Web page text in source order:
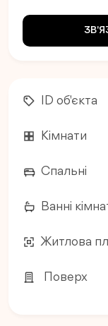
ID об'єкта
Кімнати
Спальні
Ванні
Житлова
Поверх